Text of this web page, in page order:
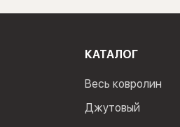
КАТАЛОГ
Весь ковролин
Джутовый